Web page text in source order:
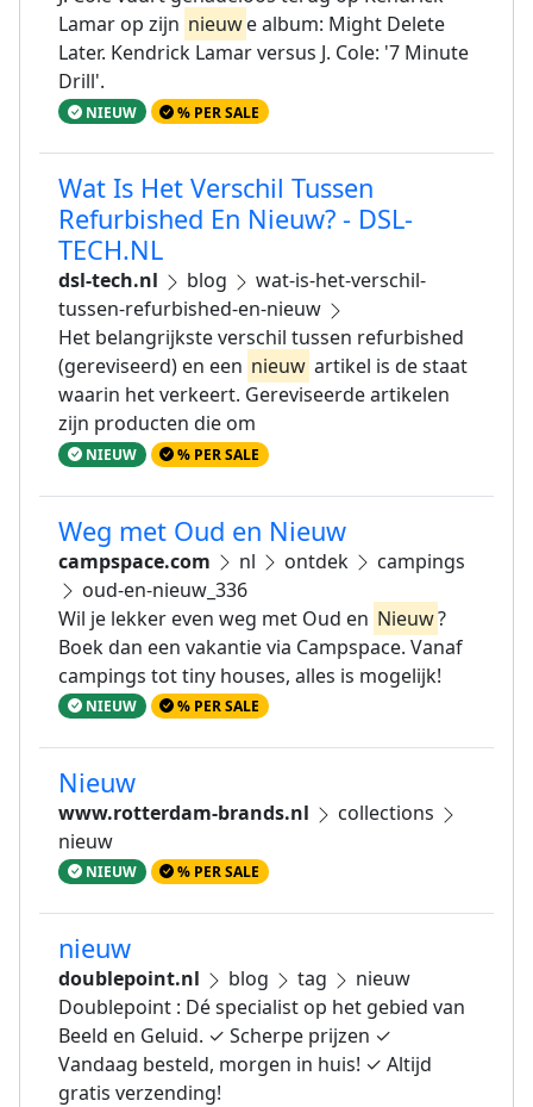
Lamar op zijn nieuwe album: Might Delete
Later. Kendrick Lamar versus J. Cole: '7 Minute
Drill'.
NIEUW % PER SALE
Wat Is Het Verschil Tussen
Refurbished En Nieuw? - DSL-
TECH.NL
dsl-tech.nl blog
wat-is-het-verschil-
tussen-refurbished-en-nieuw
Het belangrijkste verschil tussen refurbished
(gereviseerd) en een nieuw artikel is de staat
waarin het verkeert. Gereviseerde artikelen
zijn producten die om
NIEUW % PER SALE
Weg met Oud en Nieuw
campspace.com nl ontdek
campings
oud-en-nieuw_336
Wil je lekker even weg met Oud en Nieuw?
Boek dan een vakantie via Campspace. Vanaf
campings tot tiny houses, alles is mogelijk!
NIEUW % PER SALE
Nieuw
www.rotterdam-brands.nl
collections
nieuw
NIEUW % PER SALE
nieuw
doublepoint.nl blog tag
nieuw
Doublepoint : Dé specialist op het gebied van
Beeld en Geluid. ✓ Scherpe prijzen ✓
Vandaag besteld, morgen in huis! ✓ Altijd
gratis verzending!